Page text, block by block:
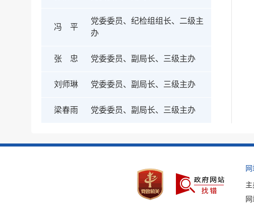
冯 平
党委委员、纪检组组长、二级主
办
张 忠 党委委员、副局长、三级主办
刘师琳 党委委员、副局长、三级主办
梁春雨 党委委员、副局长、三级主办